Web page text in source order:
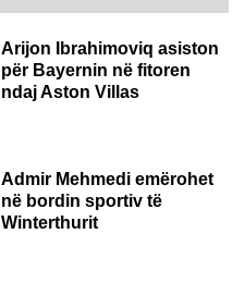
Arijon Ibrahimoviq asiston
për Bayernin në fitoren
ndaj Aston Villas
Admir Mehmedi emërohet
në bordin sportiv të
Winterthurit